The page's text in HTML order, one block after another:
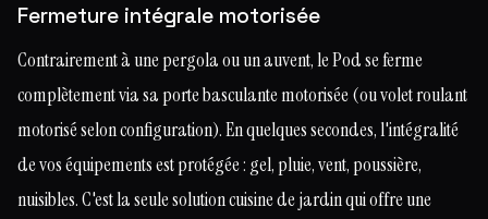
Fermeture intégrale motorisée
Contrairement à une pergola ou un auvent, le Pod se ferme
complètement via sa porte basculante motorisée (ou volet roulant
motorisé selon configuration). En quelques secondes, l'intégralité
de vos équipements est protégée : gel, pluie, vent, poussière,
nuisibles. C'est la seule solution cuisine de jardin qui offre une